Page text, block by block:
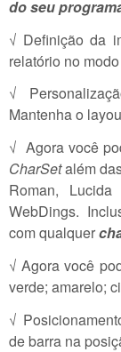
do seu
√ Definição da
relatório no
√
Mantenha o
√ Agora você
CharSetalém
Roman,
WebDings.
com qualquer
√ Agora você
verde; amarelo;
√
de barra na